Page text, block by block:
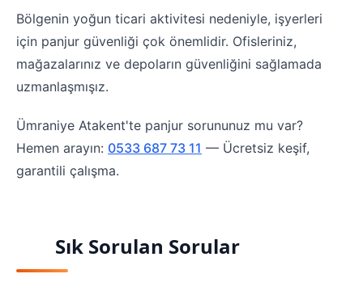
Bölgenin yoğun ticari aktivitesi nedeniyle, işyerleri
için panjur güvenliği çok önemlidir. Ofisleriniz,
mağazalarınız ve depoların güvenliğini sağlamada
uzmanlaşmışız.
Ümraniye Atakent'te panjur sorununuz mu var?
Hemen arayın: 0533 687 73 11 — Ücretsiz keşif,
garantili çalışma.
Sık Sorulan Sorular